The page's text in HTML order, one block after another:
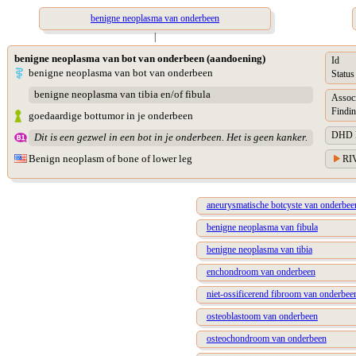
benigne neoplasma van onderbeen
|
benigne neoplasma van bot van onderbeen (aandoening)
benigne neoplasma van bot van onderbeen
benigne neoplasma van tibia en/of fibula
goedaardige bottumor in je onderbeen
Dit is een gezwel in een bot in je onderbeen. Het is geen kanker.
Benign neoplasm of bone of lower leg
Id
Status
DHD
aneurysmatische botcyste van
benigne neoplasma van fibula
benigne neoplasma van tibia
enchondroom van onderbeen
niet-ossificerend fibroom van
osteoblastoom van onderbeen
osteochondroom van onderbeen